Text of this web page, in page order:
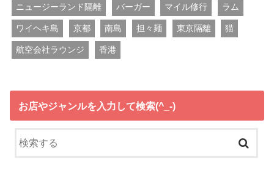
ニュージーランド隔離 バーガー マイル修行 ラム
ワイヘキ島 京都 南島 担々麺 東京隔離 猫
航空会社ラウンジ 香港
お店やジャンルを入力して検索(^_-)